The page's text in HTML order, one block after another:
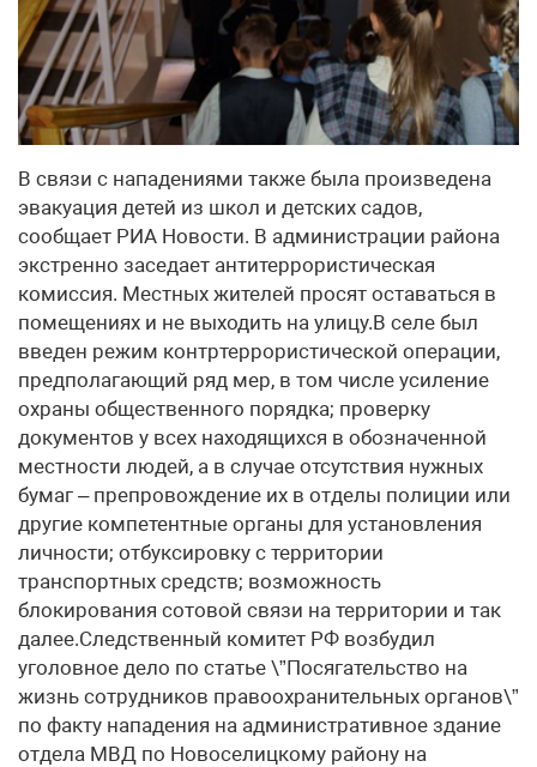
В связи с нападениями также была произведена
эвакуация детей из школ и детских садов,
сообщает РИА Новости. В администрации района
экстренно заседает антитеррористическая
комиссия. Местных жителей просят оставаться в
помещениях и не выходить на улицу.В селе был
введен режим контртеррористической операции,
предполагающий ряд мер, в том числе усиление
охраны общественного порядка; проверку
документов у всех находящихся в обозначенной
местности людей, а в случае отсутствия нужных
бумаг – препровождение их в отделы полиции или
другие компетентные органы для установления
личности; отбуксировку с территории
транспортных средств; возможность
блокирования сотовой связи на территории и так
далее.Следственный комитет РФ возбудил
уголовное дело по статье \”Посягательство на
жизнь сотрудников правоохранительных органов\”
по факту нападения на административное здание
отдела МВД по Новоселицкому району на